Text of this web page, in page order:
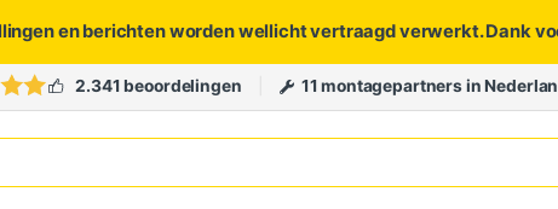
en berichten worden wellicht vertraagd verwerkt. Dank
2.341 beoordelingen 11 montagepartners in